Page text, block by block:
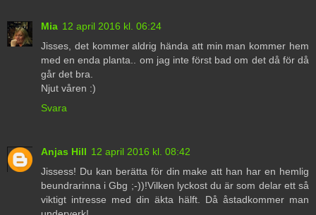
Mia 12 april 2016 kl. 06:24
Jisses, det kommer aldrig hända att min man kommer hem
med en enda planta.. om jag inte först bad om det då för då
går det bra.
Njut våren :)
Svara
Anjas Hill 12 april 2016 kl. 08:42
Jissess! Du kan berätta för din make att han har en hemlig
beundrarinna i Gbg ;-))!Vilken lyckost du är som delar ett så
viktigt intresse med din äkta hälft. Då åstadkommer man